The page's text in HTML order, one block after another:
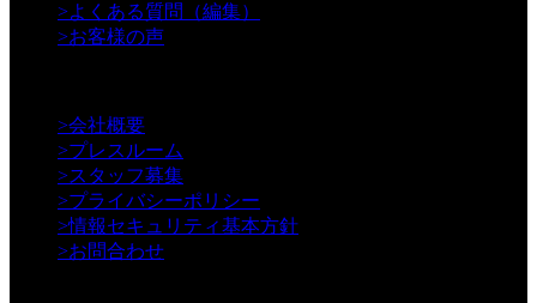
>よくある質問（編集）
>お客様の声
>会社概要
>プレスルーム
>スタッフ募集
>プライバシーポリシー
>情報セキュリティ基本方針
>お問合わせ